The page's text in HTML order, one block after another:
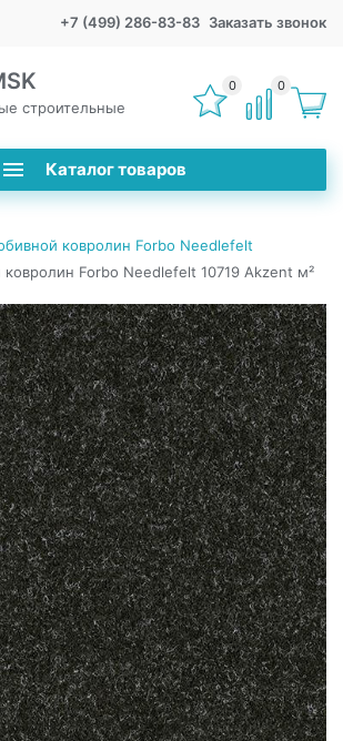
+7 (499) 286-83-83 Заказать звонок
строительные
Каталог товаров
0 0
ковролин Forbo Needlefelt
ковролин Forbo Needlefelt 10719 Akzent м²